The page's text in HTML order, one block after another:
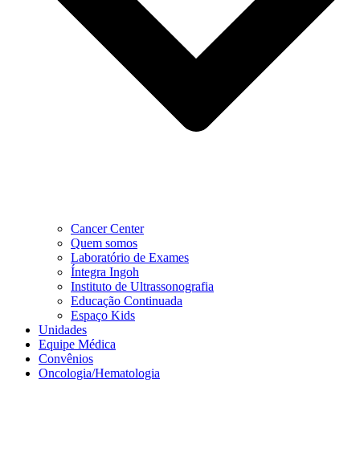
Cancer Center
Quem somos
Laboratório de Exames
Íntegra Ingoh
Instituto de Ultrassonografia
Educação Continuada
Espaço Kids
Unidades
Equipe Médica
Convênios
Oncologia/Hematologia